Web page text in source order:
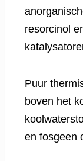
resorcinol
Puur
boven het
en fosgeen